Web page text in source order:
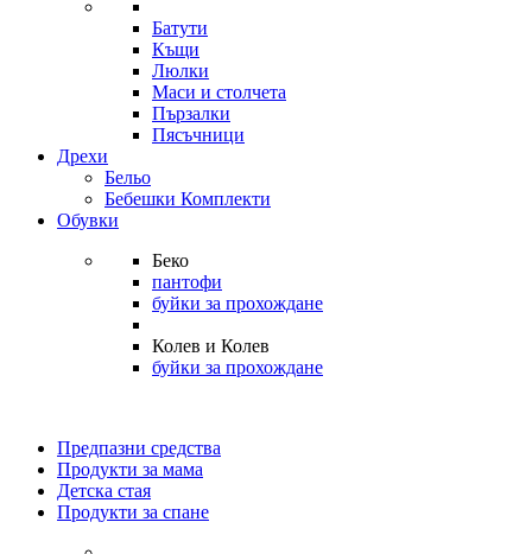
Батути
Къщи
Люлки
Маси и столчета
Пързалки
Пясъчници
Дрехи
Бельо
Бебешки Комплекти
Обувки
Беко
пантофи
буйки за прохождане
Колев и Колев
буйки за прохождане
Предпазни средства
Продукти за мама
Детска стая
Продукти за спане